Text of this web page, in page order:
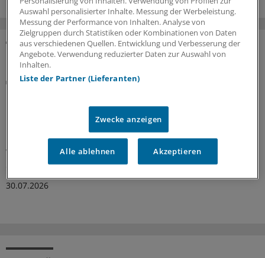
MEHR ZUM THEMA
Islatravir und Lenacapavir in einer Tablette
Eine neue Kombinationstherapie aus Islatravir und
Lenacapavir erreichte in zwei Phase-III-Studien eine
virologische Suppression, die der von
Standardtherapien ebenbürtig war.
30.07.2026
Auswahl personalisierter Inhalte. Messung der Werbeleistung.
Messung der Performance von Inhalten. Analyse von
Zielgruppen durch Statistiken oder Kombinationen von Daten
aus verschiedenen Quellen. Entwicklung und Verbesserung der
Angebote. Verwendung reduzierter Daten zur Auswahl von
Inhalten.
Liste der Partner (Lieferanten)
Zwecke anzeigen
Alle ablehnen Akzeptieren